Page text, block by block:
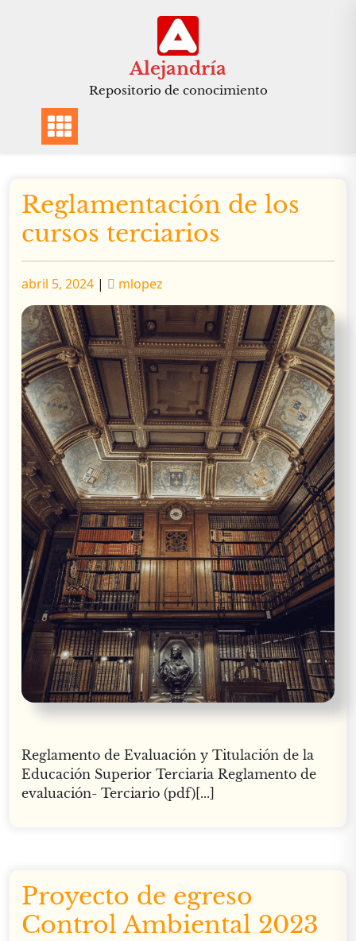
Alejandría
Repositorio de conocimiento
Reglamentación de los
cursos terciarios
Publicado
abril 5, 2024 | Publicado
mlopez
Reglamento de Evaluación y Titulación de la
Educación Superior Terciaria Reglamento de
evaluación- Terciario (pdf)[...]
Proyecto de egreso
Control Ambiental 2023